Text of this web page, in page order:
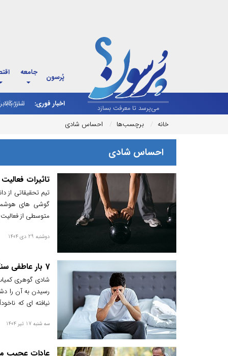
می‌پرسد تا معرفت بسازد
پُرسون جامعه
اخبار فوری:
شارژ
خانه
برچسب‌ها احساس شادی
احساس شادی
تاثیرات
گوشی های
متوسطی از
دوشنبه 29 دی 1404
7 بار عاطفی سنگین که شادی‌ات را می‌دزدند!
شادی گوهری
رسیدن به آن را
سه شنبه 17 تیر 1404